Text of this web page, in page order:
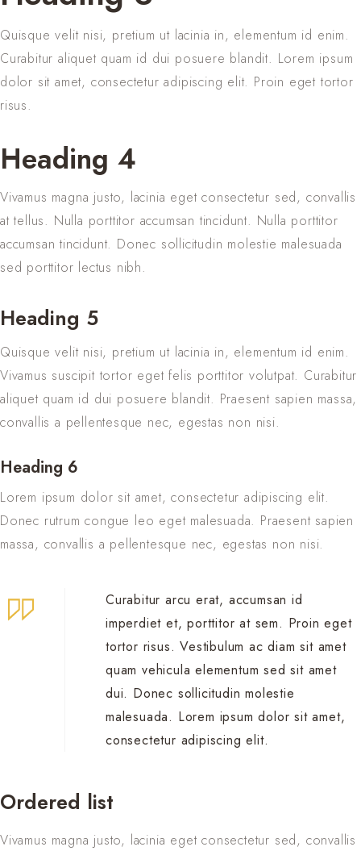
Quisque velit nisi, pretium ut lacinia in, elementum id enim.
Curabitur aliquet quam id dui posuere blandit. Lorem ipsum
dolor sit amet, consectetur adipiscing elit. Proin eget tortor
risus.
Heading 4
Vivamus magna justo, lacinia eget consectetur sed, convallis
at tellus. Nulla porttitor accumsan tincidunt. Nulla porttitor
accumsan tincidunt. Donec sollicitudin molestie malesuada
sed porttitor lectus nibh.
Heading 5
Quisque velit nisi, pretium ut lacinia in, elementum id enim.
Vivamus suscipit tortor eget felis porttitor volutpat. Curabitur
aliquet quam id dui posuere blandit. Praesent sapien massa,
convallis a pellentesque nec, egestas non nisi.
Heading 6
Lorem ipsum dolor sit amet, consectetur adipiscing elit.
Donec rutrum congue leo eget malesuada. Praesent sapien
massa, convallis a pellentesque nec, egestas non nisi.
Curabitur arcu erat, accumsan id
imperdiet et, porttitor at sem. Proin eget
tortor risus. Vestibulum ac diam sit amet
quam vehicula elementum sed sit amet
dui. Donec sollicitudin molestie
malesuada. Lorem ipsum dolor sit amet,
consectetur adipiscing elit.
Ordered list
Vivamus magna justo, lacinia eget consectetur sed, convallis